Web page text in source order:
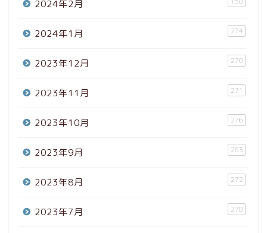
2024年2月
2024年1月 274
2023年12月 270
2023年11月 271
2023年10月 276
2023年9月 263
2023年8月 272
2023年7月 278